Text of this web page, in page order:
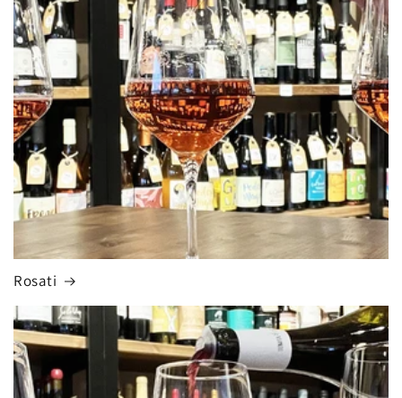
Rosati